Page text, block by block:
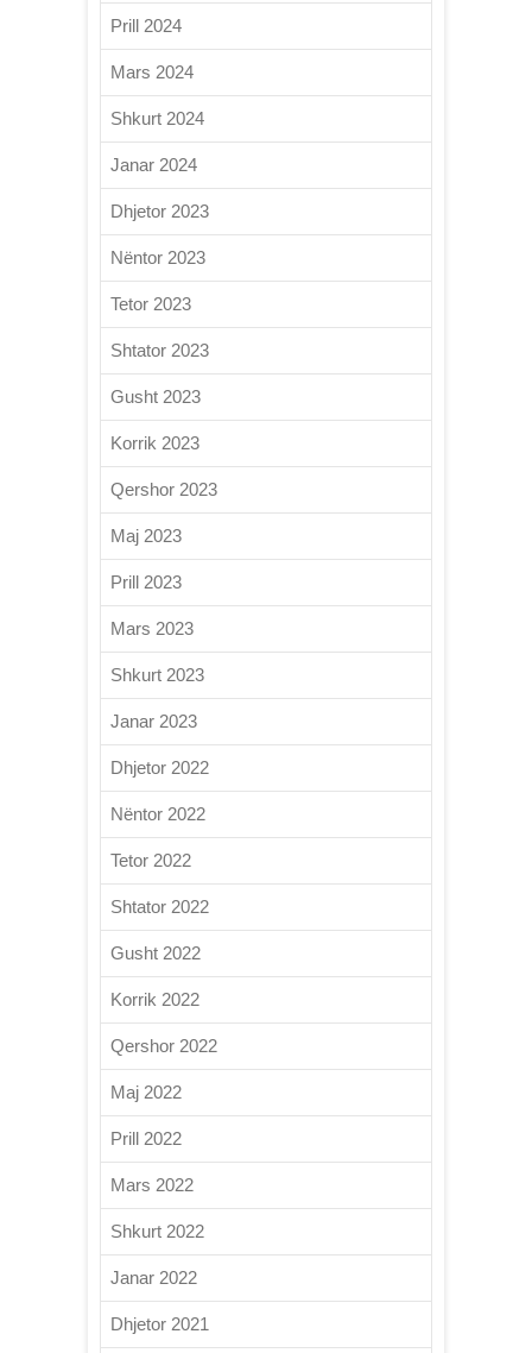
Prill 2024
Mars 2024
Shkurt 2024
Janar 2024
Dhjetor 2023
Nëntor 2023
Tetor 2023
Shtator 2023
Gusht 2023
Korrik 2023
Qershor 2023
Maj 2023
Prill 2023
Mars 2023
Shkurt 2023
Janar 2023
Dhjetor 2022
Nëntor 2022
Tetor 2022
Shtator 2022
Gusht 2022
Korrik 2022
Qershor 2022
Maj 2022
Prill 2022
Mars 2022
Shkurt 2022
Janar 2022
Dhjetor 2021